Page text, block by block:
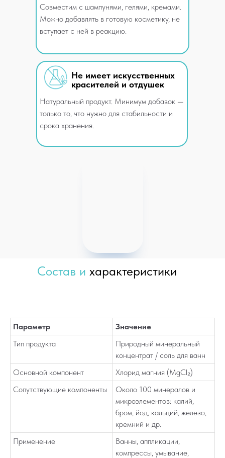
Совместим с шампунями, гелями, кремами.
Можно добавлять в готовую косметику, не
вступает с ней в реакцию.
Не имеет искусственных
красителей и отдушек
Натуральный продукт. Минимум добавок —
только то, что нужно для стабильности и
срока хранения.
Состав и характеристики
Параметр
Значение
Тип продукта
Природный минеральный
концентрат / соль для ванн
Основной компонент
Хлорид магния (MgCl₂)
Сопутствующие компоненты
Около 100 минералов и
микроэлементов: калий,
бром, йод, кальций, железо,
кремний и др.
Применение
Ванны, аппликации,
компрессы, умывание,